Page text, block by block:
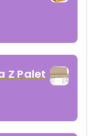
Z Palet